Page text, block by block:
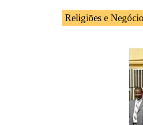
Religiões e
Cristianismo
Hinduísmo e
Budismo e
Taoismo,